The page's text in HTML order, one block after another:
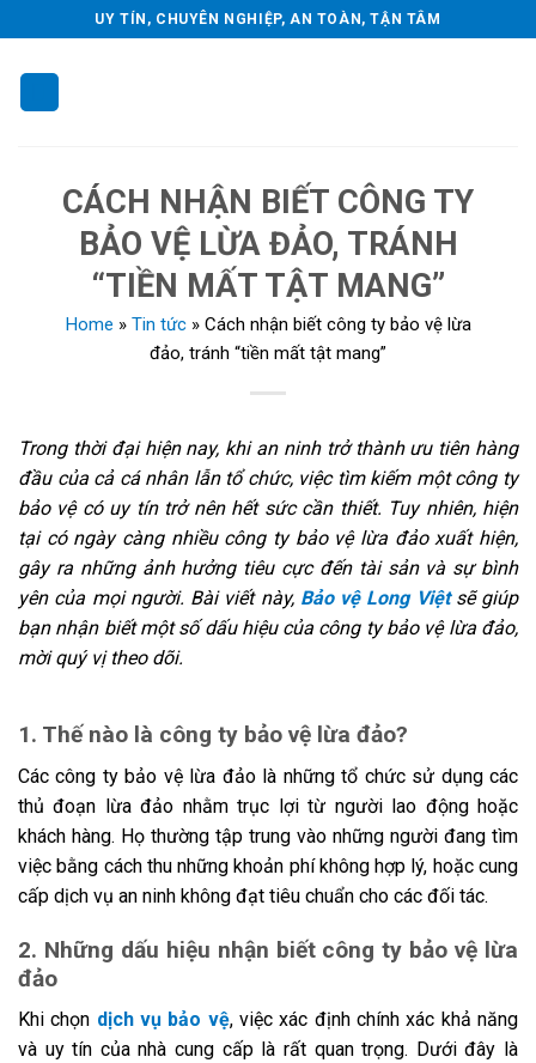
to
content
UY TÍN, CHUYÊN NGHIỆP, AN TOÀN, TẬN TÂM
CÁCH NHẬN BIẾT CÔNG TY
BẢO VỆ LỪA ĐẢO, TRÁNH
“TIỀN MẤT TẬT MANG”
Home » Tin tức» Cách nhận biết công ty bảo vệ lừa
đảo, tránh “tiền mất tật mang”
Trong thời đại hiện nay, khi an ninh trở thành ưu tiên hàng
đầu của cả cá nhân lẫn tổ chức, việc tìm kiếm một công ty
bảo vệ có uy tín trở nên hết sức cần thiết. Tuy nhiên, hiện
tại có ngày càng nhiều công ty bảo vệ lừa đảo xuất hiện,
gây ra những ảnh hưởng tiêu cực đến tài sản và sự bình
yên của mọi người. Bài viết này, Bảo vệ Long Việtsẽ giúp
bạn nhận biết một số dấu hiệu của công ty bảo vệ lừa đảo,
mời quý vị theo dõi.
1. Thế nào là công ty bảo vệ lừa đảo?
Các công ty bảo vệ lừa đảo là những tổ chức sử dụng các
thủ đoạn lừa đảo nhằm trục lợi từ người lao động hoặc
khách hàng. Họ thường tập trung vào những người đang tìm
việc bằng cách thu những khoản phí không hợp lý, hoặc cung
cấp dịch vụ an ninh không đạt tiêu chuẩn cho các đối tác.
2. Những dấu hiệu nhận biết công ty bảo vệ lừa
đảo
Khi chọn dịch vụ bảo vệ, việc xác định chính xác khả năng
và uy tín của nhà cung cấp là rất quan trọng. Dưới đây là